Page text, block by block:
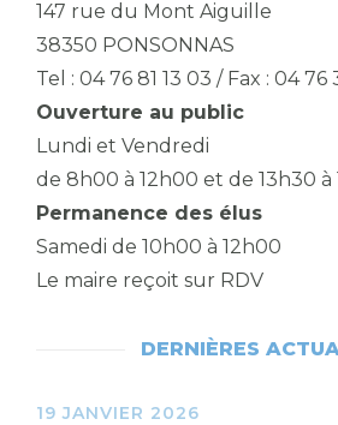
147 rue du Mont Aiguille
38350 PONSONNAS
Tel : 04 76 81 13 03 / Fax : 04 76
Ouverture au public
Lundi et Vendredi
de 8h00 à 12h00 et de 13h30 à
Permanence des élus
Samedi de 10h00 à 12h00
Le maire reçoit sur RDV
DERNIÈRES
19 JANVIER 2026